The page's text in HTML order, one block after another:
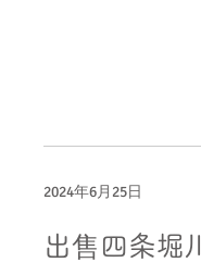
2024年6月25日
出售四条堀